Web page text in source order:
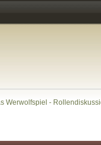
Werwolfspiel -